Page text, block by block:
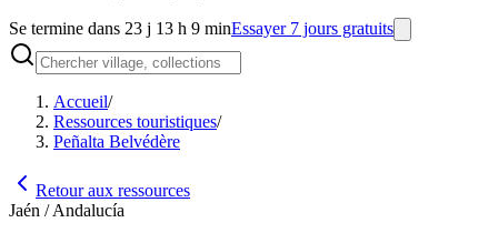
Se termine dans 23 j 13 h 9 minEssayer 7 jours gratuits
Accueil/
Ressources touristiques/
Peñalta Belvédère
Retour aux ressources
Jaén / Andalucía